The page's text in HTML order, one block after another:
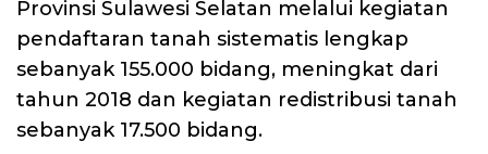
Provinsi Sulawesi Selatan melalui kegiatan
pendaftaran tanah sistematis lengkap
sebanyak 155.000 bidang, meningkat dari
tahun 2018 dan kegiatan redistribusi tanah
sebanyak 17.500 bidang.